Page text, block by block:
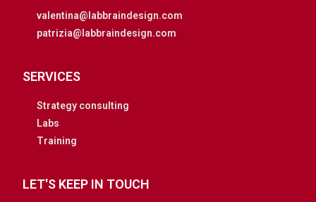
valentina@labbraindesign.com
patrizia@labbraindesign.com
SERVICES
Strategy consulting
Labs
Training
LET'S KEEP IN TOUCH